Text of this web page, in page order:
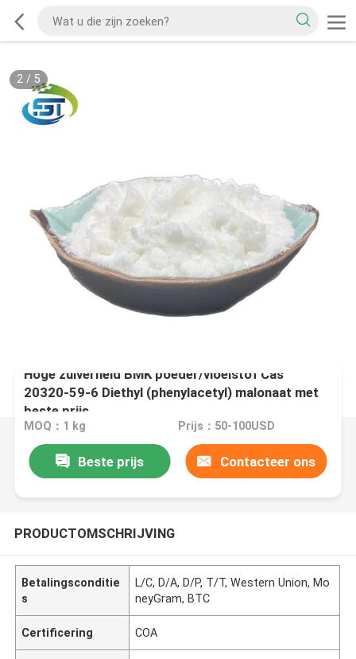
2/ 5
Hoge zuiverheid BMK poeder/vloeistof Cas
20320-59-6 Diethyl (phenylacetyl) malonaat met
beste prijs
MOQ：1 kg Prijs：50-100USD
Beste prijs Contacteer ons
PRODUCTOMSCHRIJVING
Betalingsconditie
s
L/C, D/A, D/P, T/T, Western Union, Mo
neyGram, BTC
Certificering COA